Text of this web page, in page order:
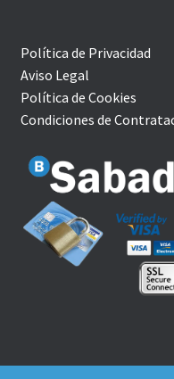
Política de Privacidad
Aviso Legal
Política de Cookies
Condiciones de